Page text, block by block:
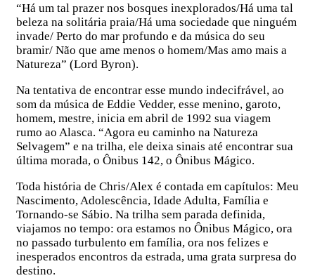
“Há um tal prazer nos bosques inexplorados/Há uma tal
beleza na solitária praia/Há uma sociedade que ninguém
invade/ Perto do mar profundo e da música do seu
bramir/ Não que ame menos o homem/Mas amo mais a
Natureza” (Lord Byron).
Na tentativa de encontrar esse mundo indecifrável, ao
som da música de Eddie Vedder, esse menino, garoto,
homem, mestre, inicia em abril de 1992 sua viagem
rumo ao Alasca. “Agora eu caminho na Natureza
Selvagem” e na trilha, ele deixa sinais até encontrar sua
última morada, o Ônibus 142, o Ônibus Mágico.
Toda história de Chris/Alex é contada em capítulos: Meu
Nascimento, Adolescência, Idade Adulta, Família e
Tornando-se Sábio. Na trilha sem parada definida,
viajamos no tempo: ora estamos no Ônibus Mágico, ora
no passado turbulento em família, ora nos felizes e
inesperados encontros da estrada, uma grata surpresa do
destino.